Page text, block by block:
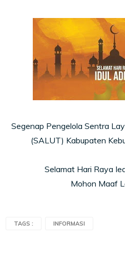
Segenap Pengelola Sentra
(SALUT) Kabupaten
Selamat Hari Raya
Mohon Maaf
TAGS : INFORMASI